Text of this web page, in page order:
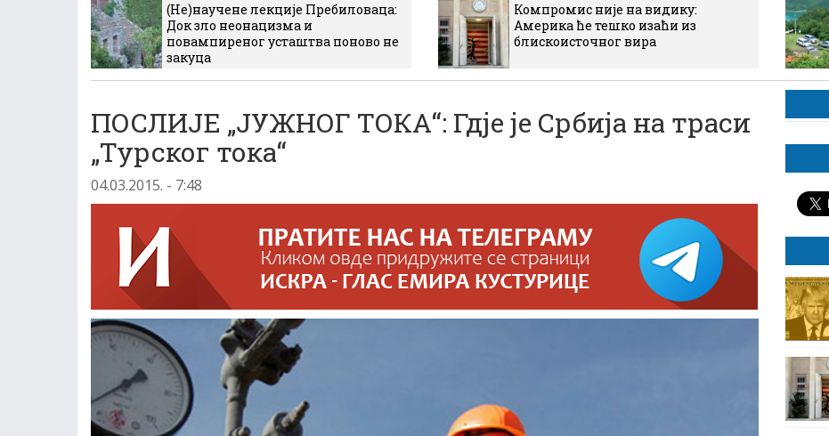
(Не)научене лекције Пребиловаца:
Док зло неонацизма и
повампиреног усташтва поново не
закуца
Компромис није на видику:
Америка ће тешко изаћи из
блискоисточног вира
ПОСЛИЈЕ „ЈУЖНОГ ТОКА“: Гдје је Србија на траси
„Турског тока“
04.03.2015. - 7:48